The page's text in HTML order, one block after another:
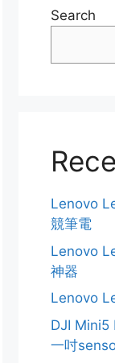
Search
Lenovo
競筆電
Lenovo
神器
Lenovo
DJI Mini5
一吋